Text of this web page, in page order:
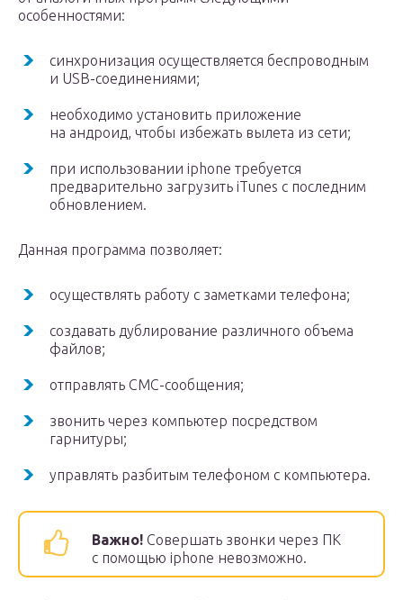
особенностями:
синхронизация осуществляется беспроводным
и USB-соединениями;
необходимо установить приложение
на андроид, чтобы избежать вылета из сети;
при использовании iphone требуется
предварительно загрузить iTunes с последним
обновлением.
Данная программа позволяет:
осуществлять работу с заметками телефона;
создавать дублирование различного объема
файлов;
отправлять СМС-сообщения;
звонить через компьютер посредством
гарнитуры;
управлять разбитым телефоном с компьютера.
Важно! Совершать звонки через ПК
с помощью iphone невозможно.